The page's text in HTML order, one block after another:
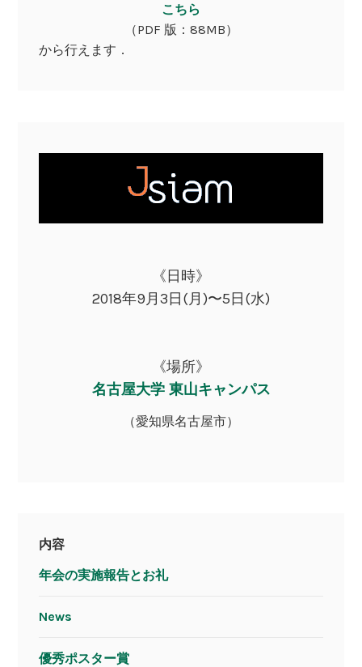
こちら
（PDF 版：88MB）
から行えます．
《日時》
2018年9月3日(月)〜5日(水)
《場所》
名古屋大学 東山キャンパス
（愛知県名古屋市）
内容
年会の実施報告とお礼
News
優秀ポスター賞